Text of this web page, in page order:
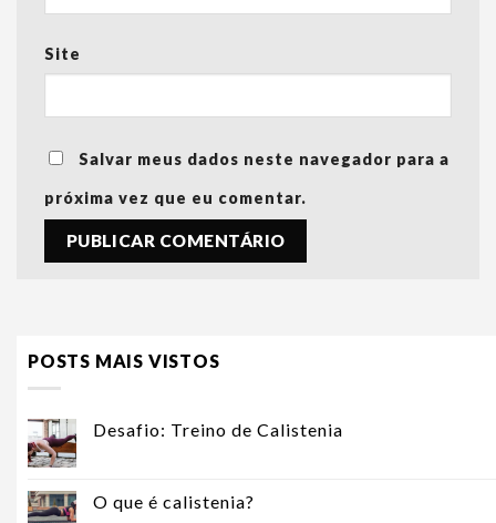
Site
Salvar meus dados neste navegador para a
próxima vez que eu comentar.
POSTS MAIS VISTOS
Desafio: Treino de Calistenia
O que é calistenia?